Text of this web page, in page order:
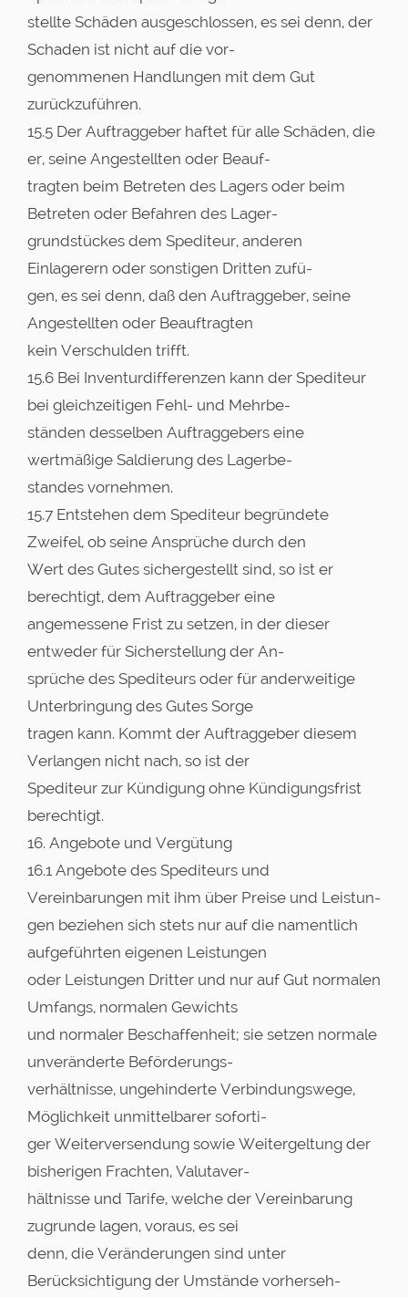
stellte Schäden ausgeschlossen, es sei denn, der
Schaden ist nicht auf die vor-
genommenen Handlungen mit dem Gut
zurückzuführen.
15.5 Der Auftraggeber haftet für alle Schäden, die
er, seine Angestellten oder Beauf-
tragten beim Betreten des Lagers oder beim
Betreten oder Befahren des Lager-
grundstückes dem Spediteur, anderen
Einlagerern oder sonstigen Dritten zufü-
gen, es sei denn, daß den Auftraggeber, seine
Angestellten oder Beauftragten
kein Verschulden trifft.
15.6 Bei Inventurdifferenzen kann der Spediteur
bei gleichzeitigen Fehl- und Mehrbe-
ständen desselben Auftraggebers eine
wertmäßige Saldierung des Lagerbe-
standes vornehmen.
15.7 Entstehen dem Spediteur begründete
Zweifel, ob seine Ansprüche durch den
Wert des Gutes sichergestellt sind, so ist er
berechtigt, dem Auftraggeber eine
angemessene Frist zu setzen, in der dieser
entweder für Sicherstellung der An-
sprüche des Spediteurs oder für anderweitige
Unterbringung des Gutes Sorge
tragen kann. Kommt der Auftraggeber diesem
Verlangen nicht nach, so ist der
Spediteur zur Kündigung ohne Kündigungsfrist
berechtigt.
16. Angebote und Vergütung
16.1 Angebote des Spediteurs und
Vereinbarungen mit ihm über Preise und Leistun-
gen beziehen sich stets nur auf die namentlich
aufgeführten eigenen Leistungen
oder Leistungen Dritter und nur auf Gut normalen
Umfangs, normalen Gewichts
und normaler Beschaffenheit; sie setzen normale
unveränderte Beförderungs-
verhältnisse, ungehinderte Verbindungswege,
Möglichkeit unmittelbarer soforti-
ger Weiterversendung sowie Weitergeltung der
bisherigen Frachten, Valutaver-
hältnisse und Tarife, welche der Vereinbarung
zugrunde lagen, voraus, es sei
denn, die Veränderungen sind unter
Berücksichtigung der Umstände vorherseh-